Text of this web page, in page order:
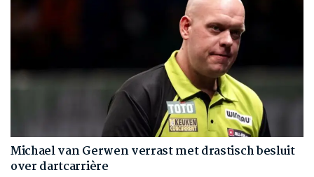
Michael van Gerwen verrast met drastisch besluit
over dartcarrière